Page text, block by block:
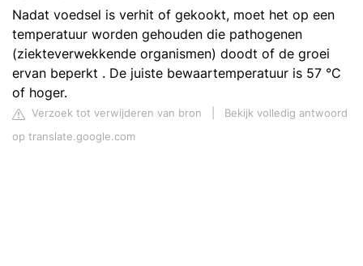
Nadat voedsel is verhit of gekookt, moet het op een
temperatuur worden gehouden die pathogenen
(ziekteverwekkende organismen) doodt of de groei
ervan beperkt . De juiste bewaartemperatuur is 57 °C
of hoger.
Verzoek tot verwijderen van bron
Bekijk volledig antwoord
op translate.google.com